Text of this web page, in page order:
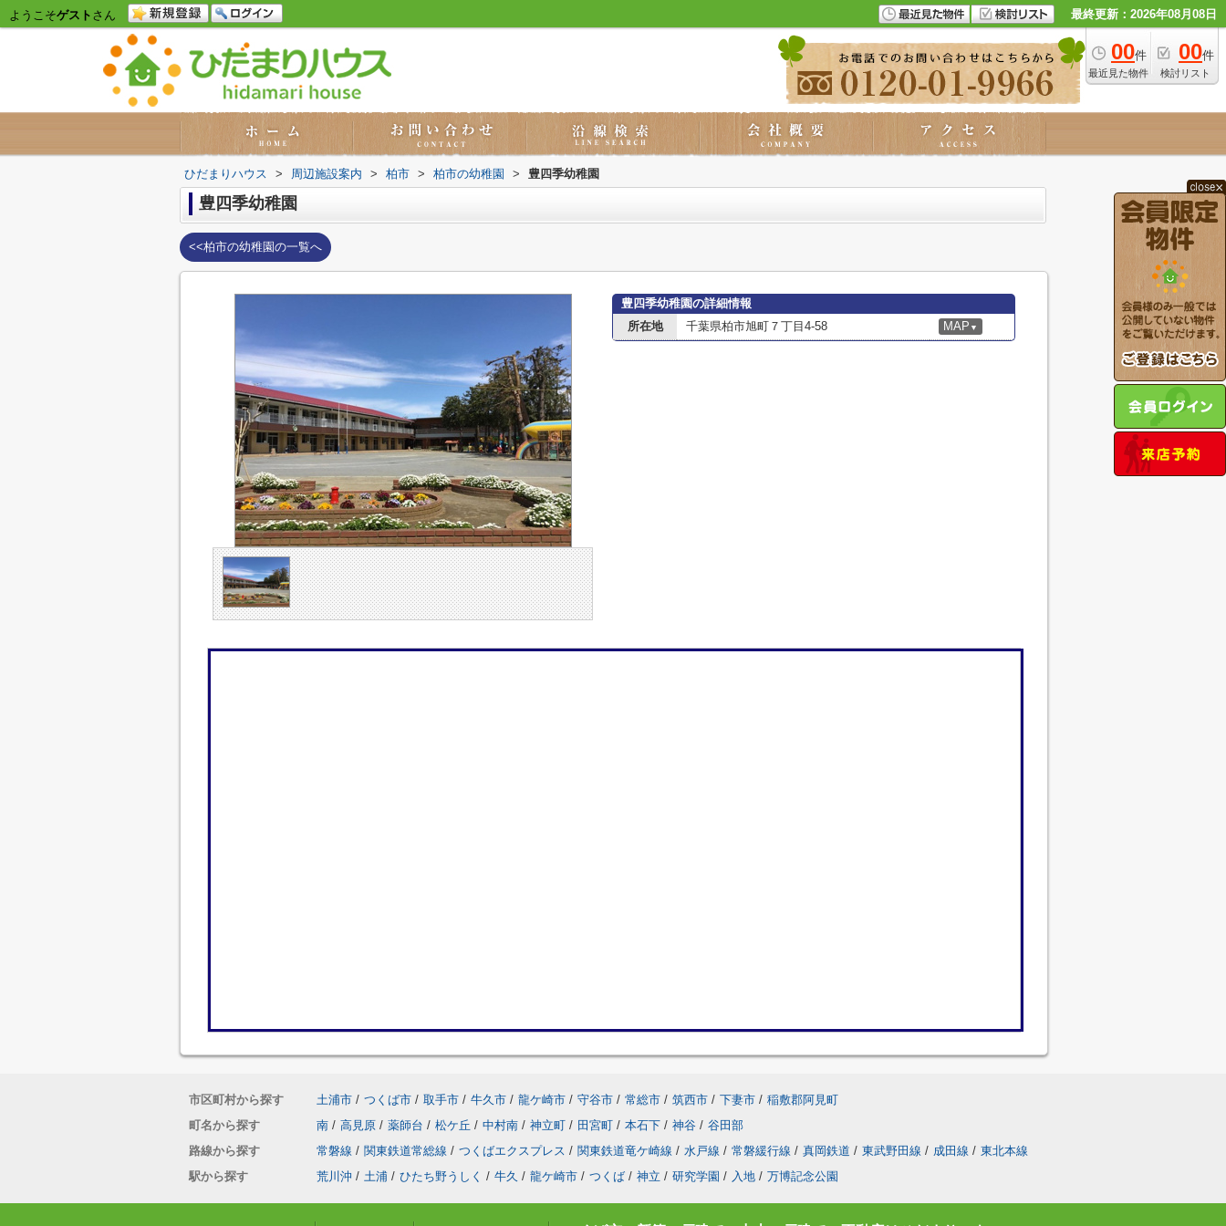
ようこそゲスト さん 最終更新：2026年08月08日
00件
最近見た物件
00件
検討リスト
ひだまりハウス > 周辺施設案内 > 柏市 > 柏市の幼稚園 > 豊四季幼稚園
豊四季幼稚園
<<柏市の幼稚園の一覧へ
豊四季幼稚園の詳細情報
所在地
千葉県柏市旭町７丁目4-58 MAP ▼
市区町村から探す 土浦市 / つくば市 / 取手市 / 牛久市 / 龍ケ崎市 / 守谷市 / 常総市 / 筑西市 / 下妻市 / 稲敷郡阿見町
町名から探す
南 / 高見原 / 薬師台 / 松ケ丘 / 中村南 / 神立町 / 田宮町 / 本石下 / 神谷 / 谷田部
路線から探す
常磐線 / 関東鉄道常総線 / つくばエクスプレス / 関東鉄道竜ケ崎線 / 水戸線 / 常磐緩行線 / 真岡鉄道 / 東武野田線 / 成田線 / 東北本線
駅から探す
荒川沖 / 土浦 / ひたち野うしく / 牛久 / 龍ケ崎市 / つくば / 神立 / 研究学園 / 入地 / 万博記念公園